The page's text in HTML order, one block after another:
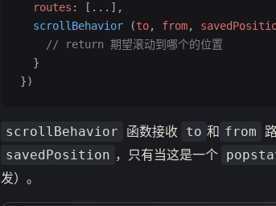
  routes
: [ ... ],
  scrollBehavior
(to, from,
    // return 期望滚动到哪个的位置
  }
})
scrollBehavior 函数接收 to 和 from
savedPosition ，只有当这是一个
发）。